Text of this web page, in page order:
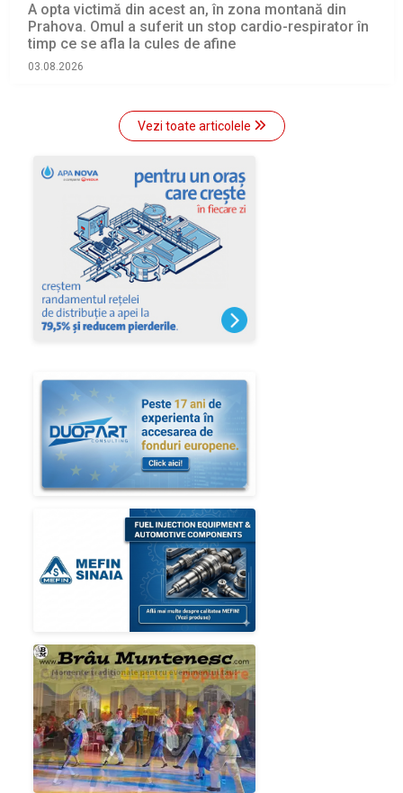
A opta victimă din acest an, în zona montană din
Prahova. Omul a suferit un stop cardio-respirator în
timp ce se afla la cules de afine
03.08.2026
Vezi toate articolele